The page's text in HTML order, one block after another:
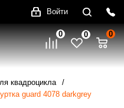
Войти
0 0 0
квадроцикла
guard 4078 darkgrey